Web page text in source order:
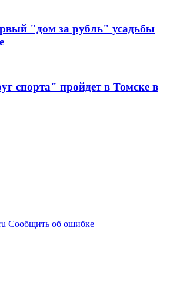
"дом за рубль" усадьбы
спорта" пройдет в Томске в
Сообщить об ошибке